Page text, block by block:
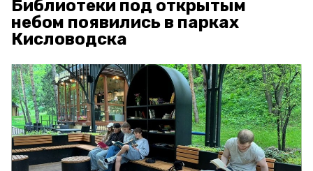
Библиотеки под открытым
небом появились в парках
Кисловодска